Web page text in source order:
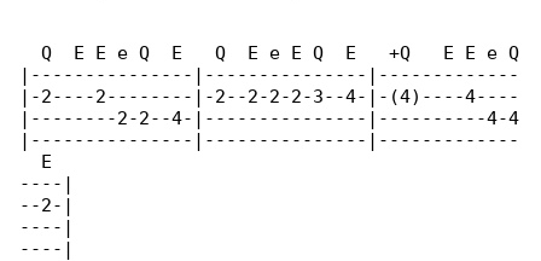
  Q  E E e Q  E   Q  E e E Q  E   +Q   E E e Q
|---------------|---------------|-------------
|-2----2--------|-2--2-2-2-3--4-|-(4)----4----
|--------2-2--4-|---------------|----------4-4
|---------------|---------------|-------------
  E
----|
--2-|
----|
----|